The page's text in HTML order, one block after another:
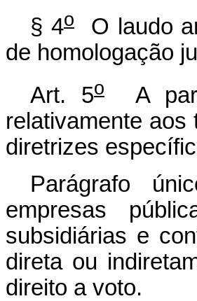
§ 4oO laudo
de homologação
Art. 5o
A
relativamente
diretrizes
Parágrafo
empresas
subsidiárias e
direta ou
direito a voto.